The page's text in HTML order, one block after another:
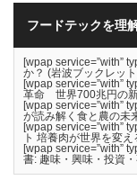
フードテックを理
[wpap service=”with”
か？ (岩波ブックレット
[wpap service=”with”
革命 世界700兆円の新
[wpap service=”with”
が読み解く食と農の未
[wpap service=”with”
ト 培養肉が世界を変え
[wpap service=”with”
書: 趣味・興味・投資